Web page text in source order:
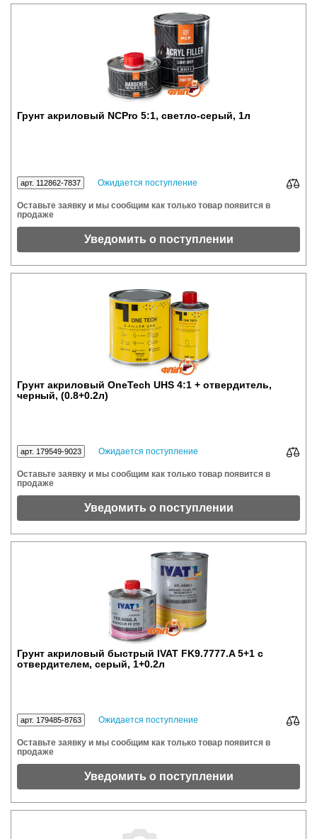
Грунт акриловый NCPro 5:1, светло-серый, 1л
арт. 112862-7837 Ожидается поступление
Оставьте заявку и мы сообщим как только товар появится в
продаже
Уведомить о поступлении
Грунт акриловый OneTech UHS 4:1 + отвердитель,
черный, (0.8+0.2л)
арт. 179549-9023 Ожидается поступление
Оставьте заявку и мы сообщим как только товар появится в
продаже
Уведомить о поступлении
Грунт акриловый быстрый IVAT FK9.7777.A 5+1 с
отвердителем, серый, 1+0.2л
арт. 179485-8763 Ожидается поступление
Оставьте заявку и мы сообщим как только товар появится в
продаже
Уведомить о поступлении